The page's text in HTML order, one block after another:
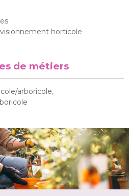
horticole
de métiers
arboricole,